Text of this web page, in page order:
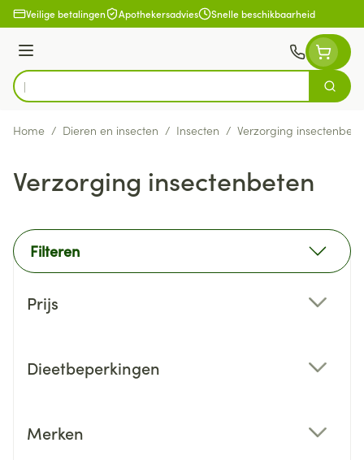
Ga naar de inhoud
Veilige betalingen Apothekersadvies Snelle beschikbaarheid
Menu
Product, merk, categorie...
Zoek
Home / Dieren en insecten / Insecten / Verzorging
Verzorging insectenbeten
Filteren
Prijs
Dieetbeperkingen
Merken